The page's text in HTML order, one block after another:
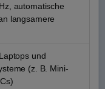
automatische
langsamere
und
(z. B. Mini-